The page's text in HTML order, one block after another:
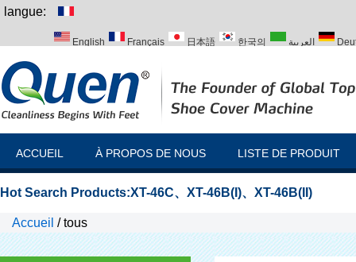
langue:
English Français 日本語 한국의 العربية
ACCUEIL À PROPOS DE NOUS LISTE DE PRODUIT
Hot Search Products:XT-46C、 XT-46B(I)、 XT-46B(II)
Accueil /tous